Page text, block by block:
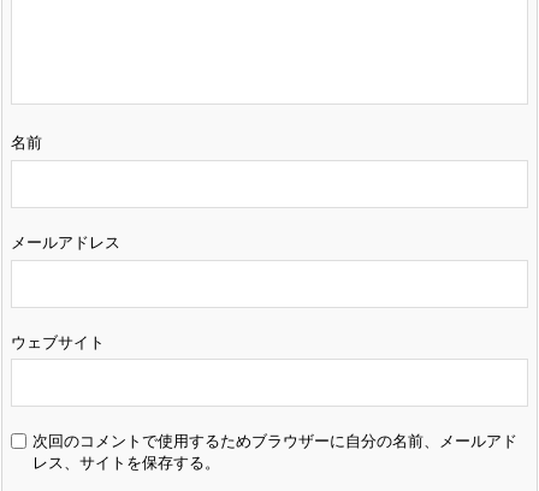
名前
メールアドレス
ウェブサイト
次回のコメントで使用するためブラウザーに自分の名前、メールアド
レス、サイトを保存する。